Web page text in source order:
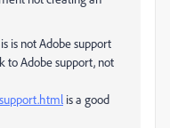
is not Adobe support
to Adobe support, not
is a good